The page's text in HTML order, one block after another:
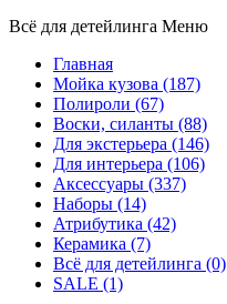
Всё для детейлинга Меню
Главная
Мойка кузова (187)
Полироли (67)
Воски, силанты (88)
Для экстерьера (146)
Для интерьера (106)
Аксессуары (337)
Наборы (14)
Атрибутика (42)
Керамика (7)
Всё для детейлинга (0)
SALE (1)